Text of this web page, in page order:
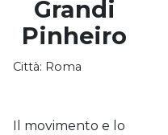
Grandi
Pinheiro
Città: Roma
Il movimento e lo